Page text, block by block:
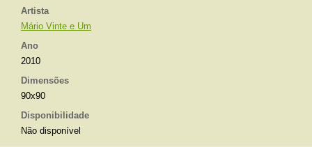
Artista
Mário Vinte e Um
Ano
2010
Dimensões
90x90
Disponibilidade
Não disponível